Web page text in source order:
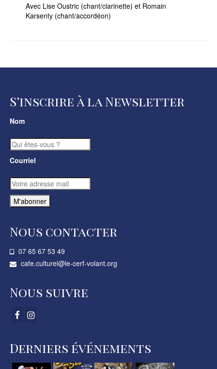
Avec Lise Oustric (chant/clarinette) et Romain
Karsenty (chant/accordéon)
S’inscrire à la Newsletter
Nom
Courriel
Nous contacter
07 65 67 53 49­
cafe.culturel@le-cerf-volant.org
Nous suivre
Derniers événements